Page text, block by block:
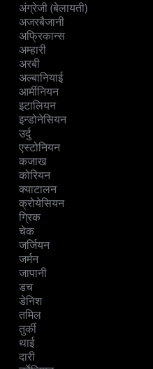
अंग्रेजी (बेलायती)
अजरबैजानी
अफ्रिकान्स
अम्हारी
अरबी
अल्बानियाई
आर्मीनियन
इटालियन
इन्डोनेसियन
उर्दु
एस्टोनियन
कजाख
कोरियन
क्याटालन
क्रोयेसियन
ग्रिक
चेक
जर्जियन
जर्मन
जापानी
डच
डेनिश
तमिल
तुर्की
थाई
दारी